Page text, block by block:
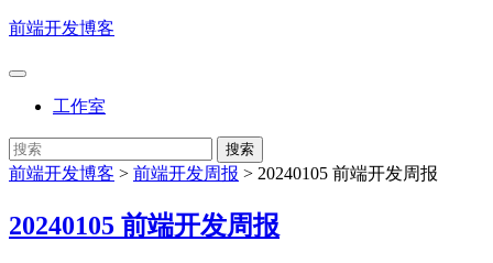
前端开发博客
工作室
前端开发博客 > 前端开发周报 > 20240105 前端开发周报
20240105 前端开发周报